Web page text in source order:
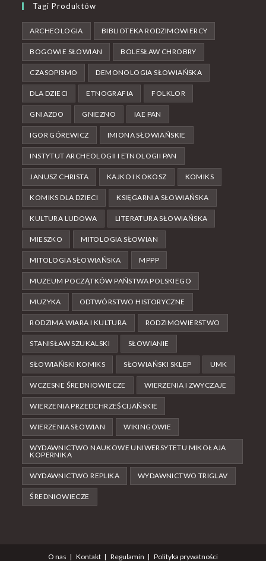
Tagi Produktów
ARCHEOLOGIA BIBLIOTEKA RODZIMOWIERCY
BOGOWIE SŁOWIAN BOLESŁAW CHROBRY
CZASOPISMO DEMONOLOGIA SŁOWIAŃSKA
DLA DZIECI ETNOGRAFIA FOLKLOR
GNIAZDO GNIEZNO IAE PAN
IGOR GÓREWICZ IMIONA SŁOWIAŃSKIE
INSTYTUT ARCHEOLOGII I ETNOLOGII PAN
JANUSZ CHRISTA KAJKO I KOKOSZ KOMIKS
KOMIKS DLA DZIECI KSIĘGARNIA SŁOWIAŃSKA
KULTURA LUDOWA LITERATURA SŁOWIAŃSKA
MIESZKO MITOLOGIA SŁOWIAN
MITOLOGIA SŁOWIAŃSKA MPPP
MUZEUM POCZĄTKÓW PAŃSTWA POLSKIEGO
MUZYKA ODTWÓRSTWO HISTORYCZNE
RODZIMA WIARA I KULTURA RODZIMOWIERSTWO
STANISŁAW SZUKALSKI SŁOWIANIE
SŁOWIAŃSKI KOMIKS SŁOWIAŃSKI SKLEP UMK
WCZESNE ŚREDNIOWIECZE WIERZENIA I ZWYCZAJE
WIERZENIA PRZEDCHRZEŚCIJAŃSKIE
WIERZENIA SŁOWIAN WIKINGOWIE
WYDAWNICTWO NAUKOWE UNIWERSYTETU MIKOŁAJA
KOPERNIKA
WYDAWNICTWO REPLIKA WYDAWNICTWO TRIGLAV
ŚREDNIOWIECZE
O nas Kontakt Regulamin Polityka prywatności